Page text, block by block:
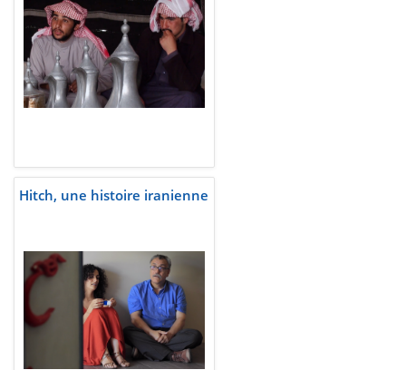
Hitch, une histoire iranienne